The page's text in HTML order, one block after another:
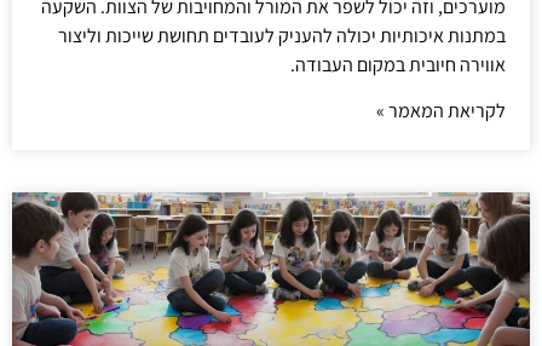
מוערכים, וזה יכול לשפר את המורל והמחויבות של הצוות. השקעה
במתנות איכותיות יכולה להעניק לעובדים תחושת שייכות וליצור
אווירה חיובית במקום העבודה.
לקריאת המאמר »